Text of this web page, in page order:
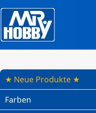
★ Neue Produkte ★
Farben